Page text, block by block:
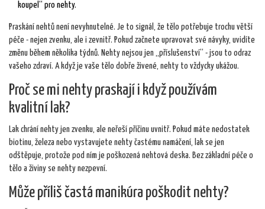
koupel“ pro nehty.
Praskání nehtů není nevyhnutelné. Je to signál, že tělo potřebuje trochu větší
péče - nejen zvenku, ale i zevnitř. Pokud začnete upravovat své návyky, uvidíte
změnu během několika týdnů. Nehty nejsou jen „příslušenství“ - jsou to odraz
vašeho zdraví. A když je vaše tělo dobře živené, nehty to vždycky ukážou.
Proč se mi nehty praskají i když používám
kvalitní lak?
Lak chrání nehty jen zvenku, ale neřeší příčinu uvnitř. Pokud máte nedostatek
biotinu, železa nebo vystavujete nehty častému namáčení, lak se jen
odštěpuje, protože pod ním je poškozená nehtová deska. Bez základní péče o
tělo a živiny se nehty nezpevní.
Může příliš častá manikúra poškodit nehty?